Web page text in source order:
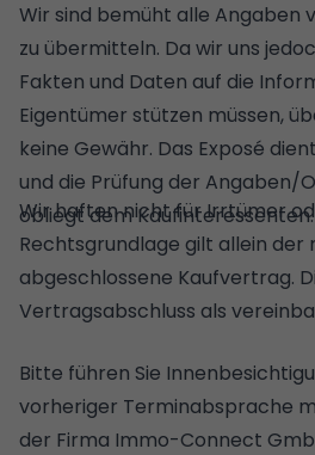
Wir sind bemüht alle Angaben
zu übermitteln. Da wir uns
Fakten und Daten auf die
Eigentümer stützen müssen,
keine Gewähr. Das Exposé
und die Prüfung der Angaben/
obliegt dem Kaufinteressenten.
Wir haften nicht für Irrtümer
Rechtsgrundlage gilt allein der
abgeschlossene Kaufvertrag.
Vertragsabschluss als
Bitte führen Sie
vorheriger Terminabsprache
der Firma Immo-Connect